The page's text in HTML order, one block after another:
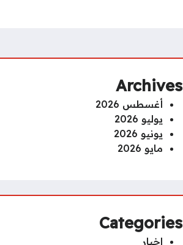
Archives
أغسطس 2026
يوليو 2026
يونيو 2026
مايو 2026
Categories
اخبار